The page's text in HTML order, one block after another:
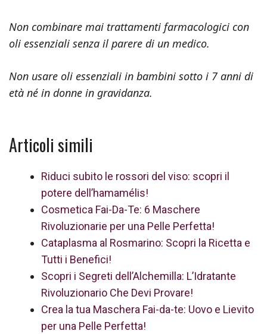
Non combinare mai trattamenti farmacologici con
oli essenziali senza il parere di un medico.
Non usare oli essenziali in bambini sotto i 7 anni di
età né in donne in gravidanza.
Articoli simili
Riduci subito le rossori del viso: scopri il
potere dell’hamamélis!
Cosmetica Fai-Da-Te: 6 Maschere
Rivoluzionarie per una Pelle Perfetta!
Cataplasma al Rosmarino: Scopri la Ricetta e
Tutti i Benefici!
Scopri i Segreti dell’Alchemilla: L’Idratante
Rivoluzionario Che Devi Provare!
Crea la tua Maschera Fai-da-te: Uovo e Lievito
per una Pelle Perfetta!